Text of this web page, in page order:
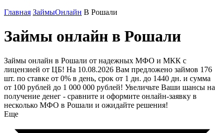
Главная ЗаймыОнлайн В Рошали
Займы онлайн в Рошали
Займы онлайн в Рошали от надежных МФО и МКК с
лицензией от ЦБ! На 10.08.2026 Вам предложено займов 176
шт. по ставке от 0% в день, срок от 1 дн. до 1440 дн. и сумма
от 100 рублей до 1 000 000 рублей! Увеличьте Ваши шансы на
получение денег - сравните и оформите онлайн-заявку в
несколько МФО в Рошали и ожидайте решения!
Еще